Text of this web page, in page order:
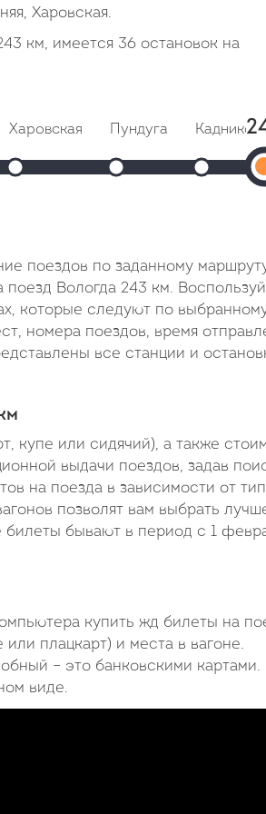
Харовская.
км, имеется 36 остановок на
Харовская
Прибытие: 16:16
Пундуга
Прибытие: 16:37
В
13
поездов по заданному
Вологда 243 км.
которые следуют по
номера поездов, время
все станции и
купе или сидячий), а также
выдачи поездов, задав
на поезда в зависимости от
позволят вам выбрать
бывают в период с 1
купить жд билеты на
плацкарт) и места в вагоне.
– это банковскими картами.
виде.